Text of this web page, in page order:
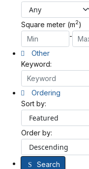
Square meter (m2)
-
Other
Keyword:
Ordering
Sort by:
Order by:
Search